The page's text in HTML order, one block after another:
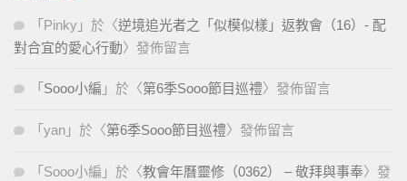
「 Pinky 」於〈逆境追光者之「似模似樣」返教會（16）- 配
對合宜的愛心行動〉發佈留言
「 Sooo小編 」於〈第6季Sooo節目巡禮〉發佈留言
「 yan 」於〈第6季Sooo節目巡禮〉發佈留言
「 Sooo小編 」於〈教會年曆靈修（0362） – 敬拜與事奉〉發